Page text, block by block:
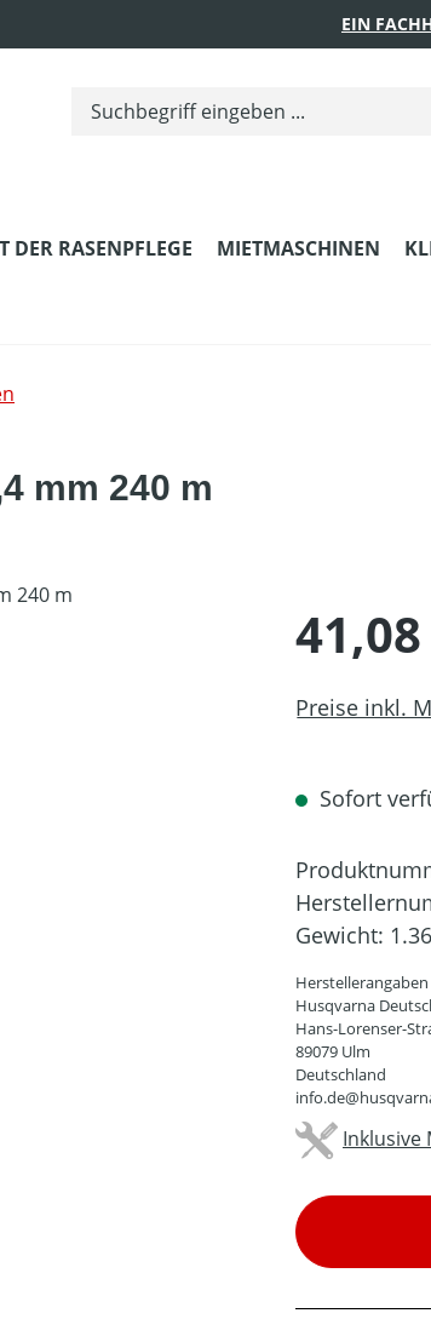
EIN
DER RASENPFLEGE MIETMASCHINEN
mm 240 m
Preise inkl.
Sofort
Gewicht:
Husqvarna
Hans-Lorenser-
89079 Ulm
Deutschland
Inklusive